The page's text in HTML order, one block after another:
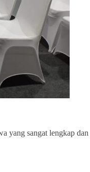
yang sangat lengkap dan